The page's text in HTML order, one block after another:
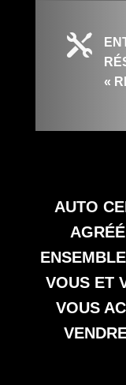

«
AUTO
VOUS ET
VOUS